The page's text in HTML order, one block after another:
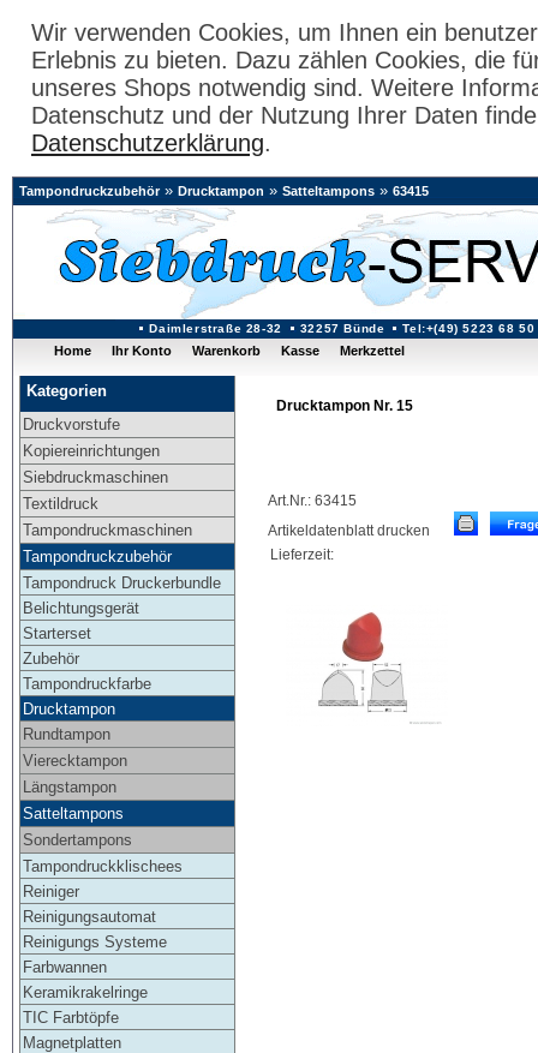
Wir verwenden Cookies, um Ihnen ein
Erlebnis zu bieten. Dazu zählen Cookies, die
unseres Shops notwendig sind. Weitere
Datenschutz und der Nutzung Ihrer Daten
Datenschutzerklärung.
Daimlerstraße 28-32 32257 Bünde Tel:+(49) 5223 68 50
Tampondruckzubehör» Drucktampon » Satteltampons » 63415
Home Ihr Konto Warenkorb Kasse Merkzettel
Kategorien
Druckvorstufe
Kopiereinrichtungen
Siebdruckmaschinen
Textildruck
Tampondruckmaschinen
Tampondruckzubehör
Tampondruck Druckerbundle
Belichtungsgerät
Starterset
Zubehör
Tampondruckfarbe
Drucktampon
Rundtampon
Vierecktampon
Längstampon
Satteltampons
Sondertampons
Tampondruckklischees
Reiniger
Reinigungsautomat
Reinigungs Systeme
Farbwannen
Keramikrakelringe
TIC Farbtöpfe
Magnetplatten
Drucktampon Nr. 15
Art.Nr.: 63415
Artikeldatenblatt drucken
Lieferzeit: